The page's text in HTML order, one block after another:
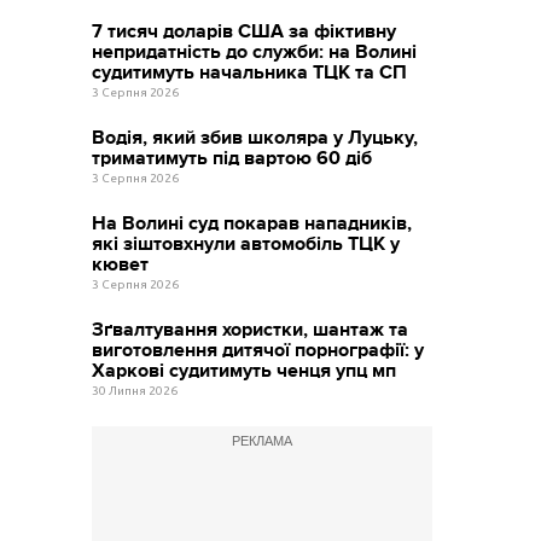
7 тисяч доларів США за фіктивну
непридатність до служби: на Волині
судитимуть начальника ТЦК та СП
3 Серпня 2026
Водія, який збив школяра у Луцьку,
триматимуть під вартою 60 діб
3 Серпня 2026
На Волині суд покарав нападників,
які зіштовхнули автомобіль ТЦК у
кювет
3 Серпня 2026
Зґвалтування хористки, шантаж та
виготовлення дитячої порнографії: у
Харкові судитимуть ченця упц мп
30 Липня 2026
РЕКЛАМА